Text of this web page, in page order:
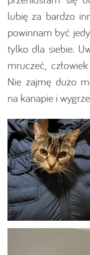
lubię za bardzo
powinnam być
tylko dla siebie.
mruczeć,
Nie zajmę dużo
na kanapie i